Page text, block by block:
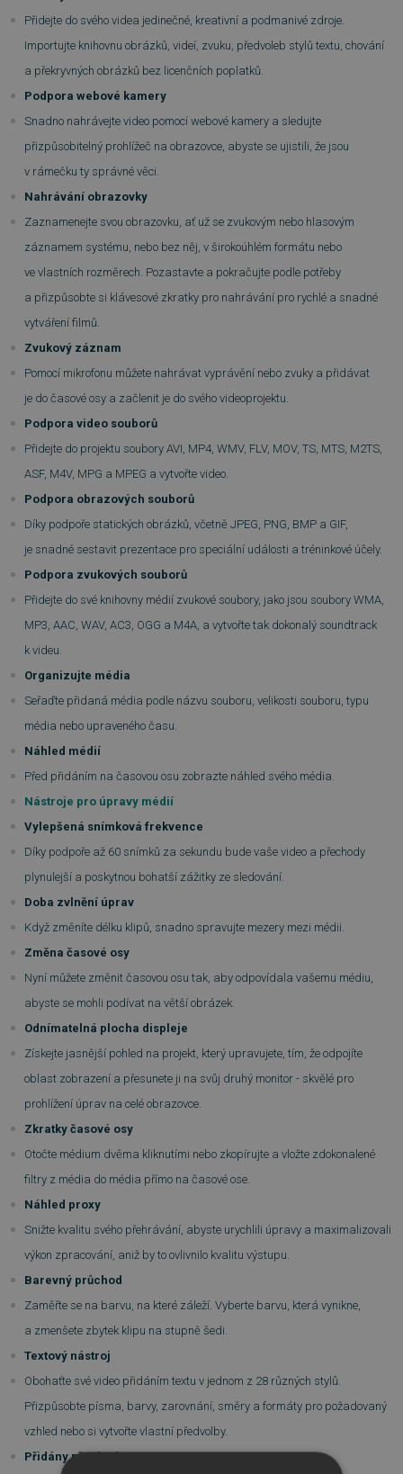
Přidejte do svého videa jedinečné, kreativní a podmanivé zdroje.
Importujte knihovnu obrázků, videí, zvuku, předvoleb stylů textu, chování
a překryvných obrázků bez licenčních poplatků.
Podpora webové kamery
Snadno nahrávejte video pomocí webové kamery a sledujte
přizpůsobitelný prohlížeč na obrazovce, abyste se ujistili, že jsou
v rámečku ty správné věci.
Nahrávání obrazovky
Zaznamenejte svou obrazovku, ať už se zvukovým nebo hlasovým
záznamem systému, nebo bez něj, v širokoúhlém formátu nebo
ve vlastních rozměrech. Pozastavte a pokračujte podle potřeby
a přizpůsobte si klávesové zkratky pro nahrávání pro rychlé a snadné
vytváření filmů.
Zvukový záznam
Pomocí mikrofonu můžete nahrávat vyprávění nebo zvuky a přidávat
je do časové osy a začlenit je do svého videoprojektu.
Podpora video souborů
Přidejte do projektu soubory AVI, MP4, WMV, FLV, MOV, TS, MTS, M2TS,
ASF, M4V, MPG a MPEG a vytvořte video.
Podpora obrazových souborů
Díky podpoře statických obrázků, včetně JPEG, PNG, BMP a GIF,
je snadné sestavit prezentace pro speciální události a tréninkové účely.
Podpora zvukových souborů
Přidejte do své knihovny médií zvukové soubory, jako jsou soubory WMA,
MP3, AAC, WAV, AC3, OGG a M4A, a vytvořte tak dokonalý soundtrack
k videu.
Organizujte média
Seřaďte přidaná média podle názvu souboru, velikosti souboru, typu
média nebo upraveného času.
Náhled médií
Před přidáním na časovou osu zobrazte náhled svého média.
Nástroje pro úpravy médií
Vylepšená snímková frekvence
Díky podpoře až 60 snímků za sekundu bude vaše video a přechody
plynulejší a poskytnou bohatší zážitky ze sledování.
Doba zvlnění úprav
Když změníte délku klipů, snadno spravujte mezery mezi médii.
Změna časové osy
Nyní můžete změnit časovou osu tak, aby odpovídala vašemu médiu,
abyste se mohli podívat na větší obrázek.
Odnímatelná plocha displeje
Získejte jasnější pohled na projekt, který upravujete, tím, že odpojíte
oblast zobrazení a přesunete ji na svůj druhý monitor - skvělé pro
prohlížení úprav na celé obrazovce.
Zkratky časové osy
Otočte médium dvěma kliknutími nebo zkopírujte a vložte zdokonalené
filtry z média do média přímo na časové ose.
Náhled proxy
Snižte kvalitu svého přehrávání, abyste urychlili úpravy a maximalizovali
výkon zpracování, aniž by to ovlivnilo kvalitu výstupu.
Barevný průchod
Zaměřte se na barvu, na které záleží. Vyberte barvu, která vynikne,
a zmenšete zbytek klipu na stupně šedi.
Textový nástroj
Obohaťte své video přidáním textu v jednom z 28 různých stylů.
Přizpůsobte písma, barvy, zarovnání, směry a formáty pro požadovaný
vzhled nebo si vytvořte vlastní předvolby.
Přidány přechody